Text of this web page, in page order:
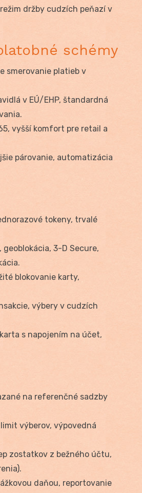
držby cudzích peňazí v
schémy
smerovanie platieb v
v EÚ/EHP, štandardná
vyšší komfort pre retail a
párovanie, automatizácia
tokeny, trvalé
3-D Secure,
blokovanie karty,
výbery v cudzích
s napojením na účet,
na referenčné sadzby
výberov, výpovedná
zostatkov z bežného účtu,
daňou, reportovanie